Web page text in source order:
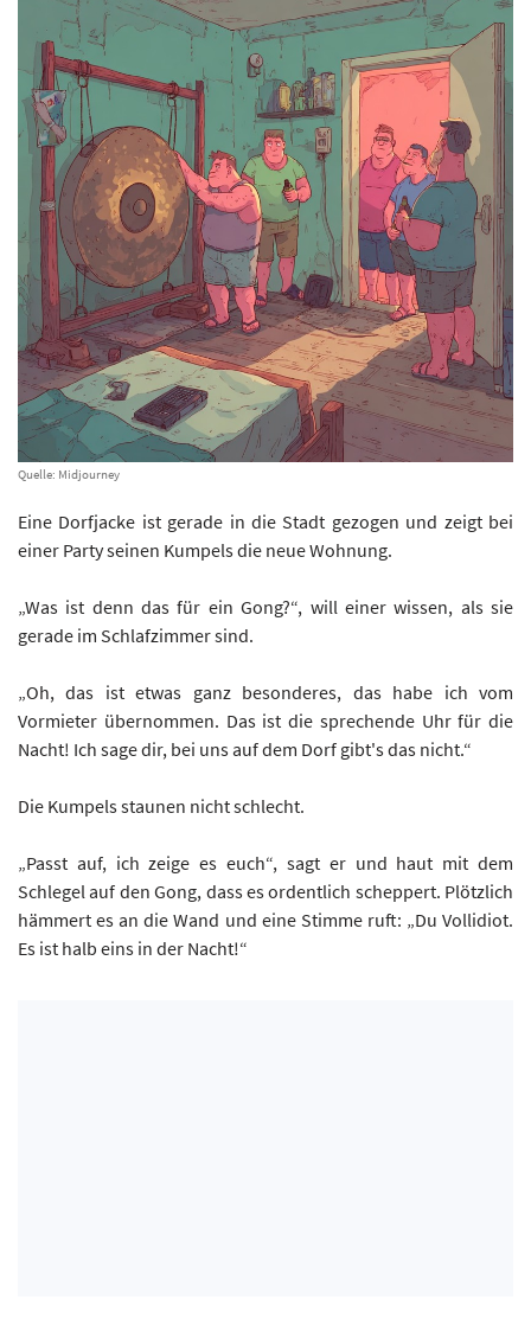
Quelle: Midjourney
Eine Dorfjacke ist gerade in die Stadt gezogen und zeigt bei
einer Party seinen Kumpels die neue Wohnung.
„Was ist denn das für ein Gong?“, will einer wissen, als sie
gerade im Schlafzimmer sind.
„Oh, das ist etwas ganz besonderes, das habe ich vom
Vormieter übernommen. Das ist die sprechende Uhr für die
Nacht! Ich sage dir, bei uns auf dem Dorf gibt's das nicht.“
Die Kumpels staunen nicht schlecht.
„Passt auf, ich zeige es euch“, sagt er und haut mit dem
Schlegel auf den Gong, dass es ordentlich scheppert. Plötzlich
hämmert es an die Wand und eine Stimme ruft: „Du Vollidiot.
Es ist halb eins in der Nacht!“